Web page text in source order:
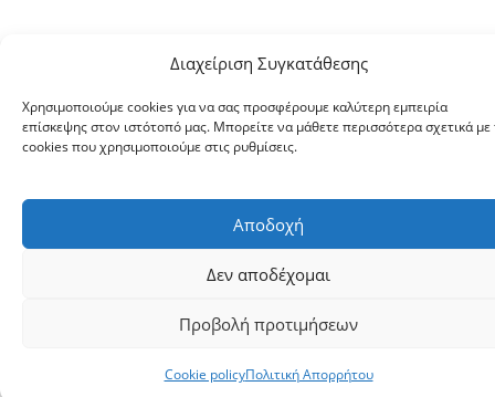
Διαχείριση Συγκατάθεσης
Χρησιμοποιούμε cookies για να σας προσφέρουμε καλύτερη εμπειρία
επίσκεψης στον ιστότοπό μας. Μπορείτε να μάθετε περισσότερα σχετικά με
cookies που χρησιμοποιούμε στις ρυθμίσεις.
Αποδοχή
Δεν αποδέχομαι
Προβολή προτιμήσεων
Cookie policyΠολιτική Απορρήτου